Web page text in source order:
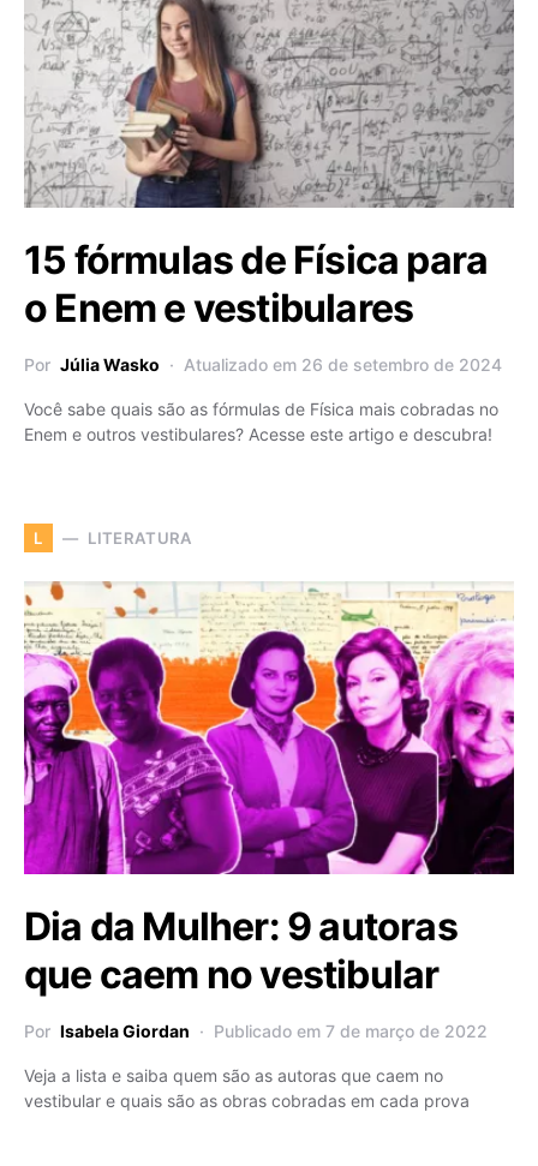
15 fórmulas de Física para
o Enem e vestibulares
Por Júlia Wasko Atualizado em 26 de setembro de 2024
Você sabe quais são as fórmulas de Física mais cobradas no
Enem e outros vestibulares? Acesse este artigo e descubra!
L LITERATURA
Dia da Mulher: 9 autoras
que caem no vestibular
Por Isabela Giordan Publicado em 7 de março de 2022
Veja a lista e saiba quem são as autoras que caem no
vestibular e quais são as obras cobradas em cada prova